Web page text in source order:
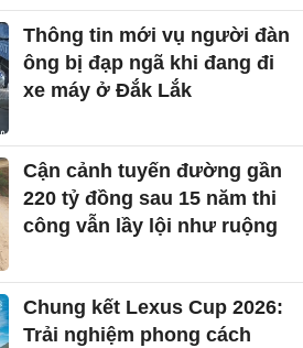
Thông tin mới vụ người đàn
ông bị đạp ngã khi đang đi
xe máy ở Đắk Lắk
Cận cảnh tuyến đường gần
220 tỷ đồng sau 15 năm thi
công vẫn lầy lội như ruộng
Chung kết Lexus Cup 2026:
Trải nghiệm phong cách